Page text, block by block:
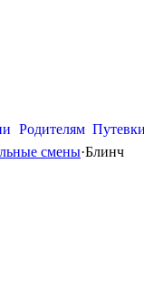
Родителям
смены·Блинч